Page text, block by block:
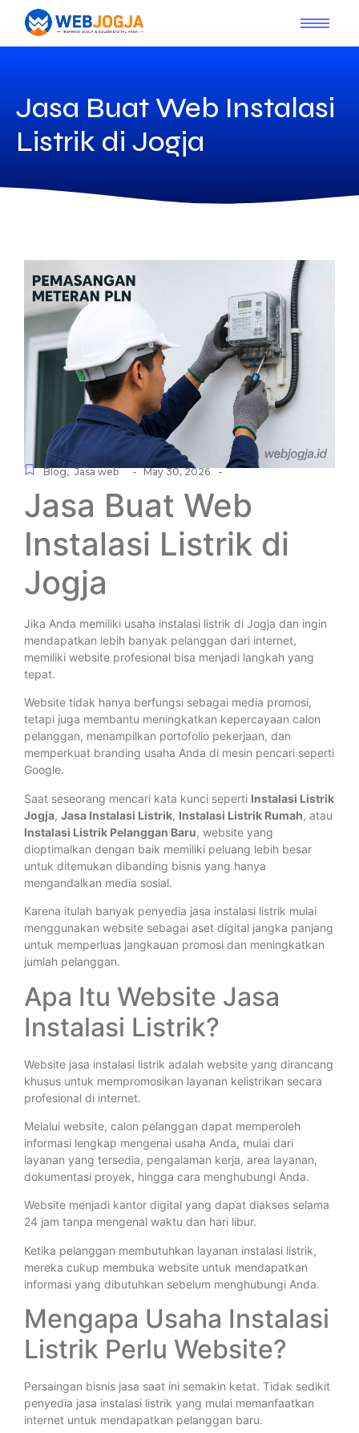
Jasa Buat Web Instalasi
Listrik di Jogja
Blog, Jasa web - May 30, 2026 -
Jasa Buat Web
Instalasi Listrik di
Jogja
Jika Anda memiliki usaha instalasi listrik di Jogja dan ingin
mendapatkan lebih banyak pelanggan dari internet,
memiliki website profesional bisa menjadi langkah yang
tepat.
Website tidak hanya berfungsi sebagai media promosi,
tetapi juga membantu meningkatkan kepercayaan calon
pelanggan, menampilkan portofolio pekerjaan, dan
memperkuat branding usaha Anda di mesin pencari seperti
Google.
Saat seseorang mencari kata kunci seperti Instalasi Listrik
Jogja, Jasa Instalasi Listrik, Instalasi Listrik Rumah, atau
Instalasi Listrik Pelanggan Baru, website yang
dioptimalkan dengan baik memiliki peluang lebih besar
untuk ditemukan dibanding bisnis yang hanya
mengandalkan media sosial.
Karena itulah banyak penyedia jasa instalasi listrik mulai
menggunakan website sebagai aset digital jangka panjang
untuk memperluas jangkauan promosi dan meningkatkan
jumlah pelanggan.
Apa Itu Website Jasa
Instalasi Listrik?
Website jasa instalasi listrik adalah website yang dirancang
khusus untuk mempromosikan layanan kelistrikan secara
profesional di internet.
Melalui website, calon pelanggan dapat memperoleh
informasi lengkap mengenai usaha Anda, mulai dari
layanan yang tersedia, pengalaman kerja, area layanan,
dokumentasi proyek, hingga cara menghubungi Anda.
Website menjadi kantor digital yang dapat diakses selama
24 jam tanpa mengenal waktu dan hari libur.
Ketika pelanggan membutuhkan layanan instalasi listrik,
mereka cukup membuka website untuk mendapatkan
informasi yang dibutuhkan sebelum menghubungi Anda.
Mengapa Usaha Instalasi
Listrik Perlu Website?
Persaingan bisnis jasa saat ini semakin ketat. Tidak sedikit
penyedia jasa instalasi listrik yang mulai memanfaatkan
internet untuk mendapatkan pelanggan baru.